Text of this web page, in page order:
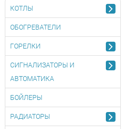
КОТЛЫ
ОБОГРЕВАТЕЛИ
ГОРЕЛКИ
СИГНАЛИЗАТОРЫ И
АВТОМАТИКА
БОЙЛЕРЫ
РАДИАТОРЫ